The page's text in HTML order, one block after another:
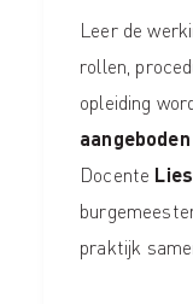
Leer de
rollen,
opleiding
aangeboden
Docente
praktijk